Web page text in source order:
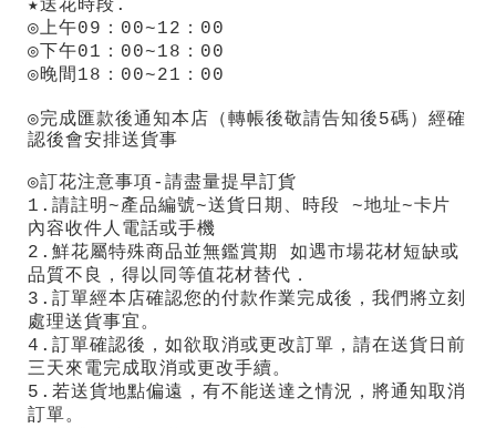
★送花時段.
◎上午09：00~12：00
◎下午01：00~18：00
◎晚間18：00~21：00
◎完成匯款後通知本店（轉帳後敬請告知後5碼） 經確
認後會安排送貨事
◎訂花注意事項-請盡量提早訂貨
1.請註明~產品編號~送貨日期、時段 ~地址~卡片
內容收件人電話或手機
2.鮮花屬特殊商品並無鑑賞期 如遇市場花材短缺或
品質不良，得以同等值花材替代．
3.訂單經本店確認您的付款作業完成後，我們將立刻
處理送貨事宜。
4.訂單確認後，如欲取消或更改訂單，請在送貨日前
三天來電完成取消或更改手續。
5 .若送貨地點偏遠，有不能送達之情況，將通知取消
訂單。